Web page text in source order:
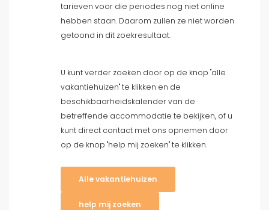
Keer bekeken
tarieven voor die periodes nog niet online
hebben staan. Daarom zullen ze niet worden
getoond in dit zoekresultaat.
U kunt verder zoeken door op de knop "alle
vakantiehuizen" te klikken en de
beschikbaarheidskalender van de
betreffende accommodatie te bekijken, of u
kunt direct contact met ons opnemen door
op de knop "help mij zoeken" te klikken.
Alle vakantiehuizen
help mij zoeken